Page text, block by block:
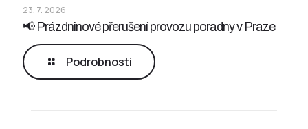
23. 7. 2026
📢 Prázdninové přerušení provozu poradny v Praze
Podrobnosti